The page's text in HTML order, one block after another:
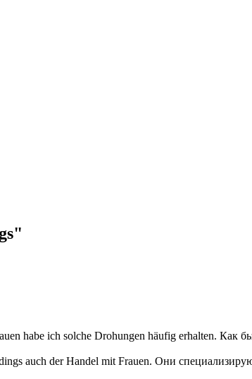
habe ich solche Drohungen häufig erhalten. Как
auch der Handel mit Frauen. Они